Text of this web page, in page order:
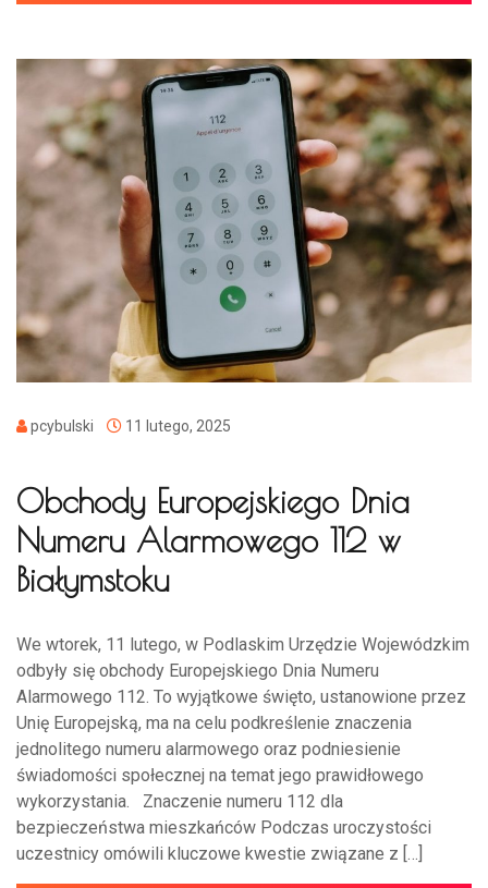
pcybulski 11 lutego, 2025
Obchody Europejskiego Dnia
Numeru Alarmowego 112 w
Białymstoku
We wtorek, 11 lutego, w Podlaskim Urzędzie Wojewódzkim
odbyły się obchody Europejskiego Dnia Numeru
Alarmowego 112. To wyjątkowe święto, ustanowione przez
Unię Europejską, ma na celu podkreślenie znaczenia
jednolitego numeru alarmowego oraz podniesienie
świadomości społecznej na temat jego prawidłowego
wykorzystania. Znaczenie numeru 112 dla
bezpieczeństwa mieszkańców Podczas uroczystości
uczestnicy omówili kluczowe kwestie związane z […]